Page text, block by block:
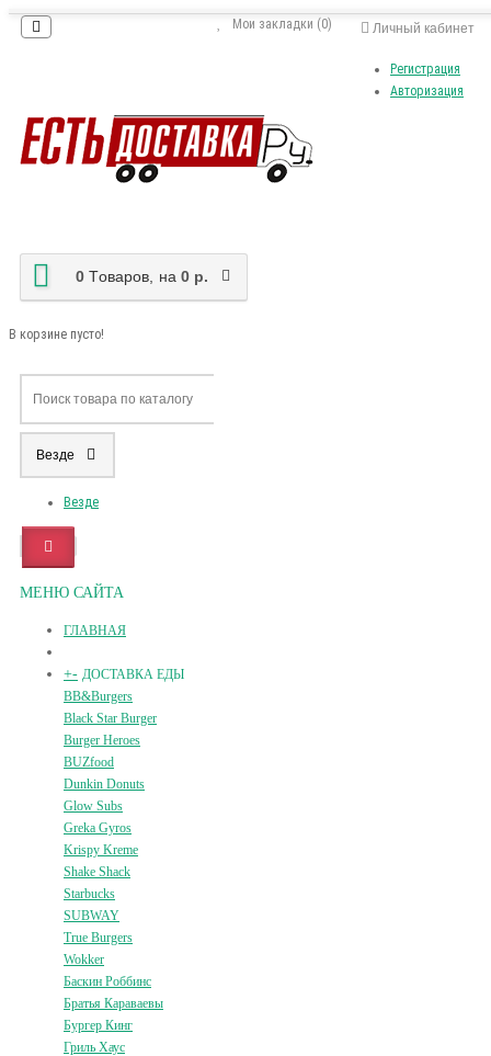
Личный кабинет
Регистрация
Авторизация
Мои закладки (0)
0 Tоваров, на 0 р.
В корзине пусто!
Везде
Везде
МЕНЮ САЙТА
ГЛАВНАЯ
+- ДОСТАВКА ЕДЫ
BB&Burgers
Black Star Burger
Burger Heroes
BUZfood
Dunkin Donuts
Glow Subs
Greka Gyros
Krispy Kreme
Shake Shack
Starbucks
SUBWAY
True Burgers
Wokker
Баскин Роббинс
Братья Караваевы
Бургер Кинг
Гриль Хаус